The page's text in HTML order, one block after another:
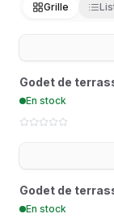
Grille
Godet de
En stock
Godet de
En stock